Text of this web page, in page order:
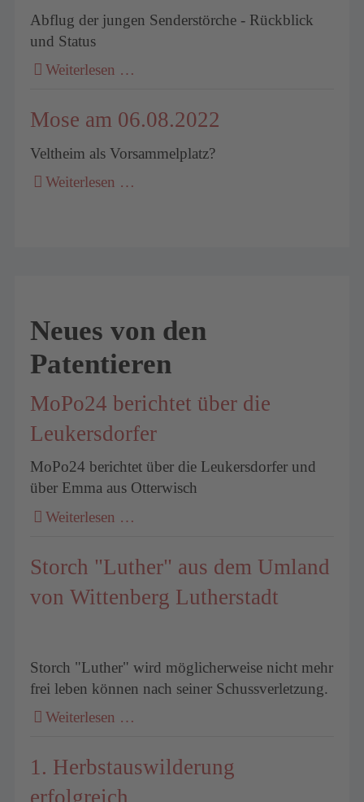
Abflug der jungen Senderstörche - Rückblick
und Status
Weiterlesen …
Mose am 06.08.2022
Veltheim als Vorsammelplatz?
Weiterlesen …
Neues von den
Patentieren
MoPo24 berichtet über die
Leukersdorfer
MoPo24 berichtet über die Leukersdorfer und
über Emma aus Otterwisch
Weiterlesen …
Storch "Luther" aus dem Umland
von Wittenberg Lutherstadt
Storch "Luther" wird möglicherweise nicht mehr
frei leben können nach seiner Schussverletzung.
Weiterlesen …
1. Herbstauswilderung
erfolgreich